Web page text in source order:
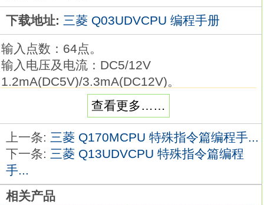
下载地址: 三菱 Q03UDVCPU 编程手册
输入点数：64点。
输入电压及电流：DC5/12V
1.2mA(DC5V)/3.3mA(DC12V)。
应答时间：1/5/10/20/70ms。
32点/1个公共端Q03UDVCPU编程手册。
正/负极公端共用。
40针连接器。
通过以太网轻松连接编程工具。
编程工具（GX Works2、GX Developer）和
CPU直接连接（ 1对1）时，
查看更多……
上一条: 三菱 Q170MCPU 特殊指令篇编程手...
下一条: 三菱 Q13UDVCPU 特殊指令篇编程
手...
相关产品